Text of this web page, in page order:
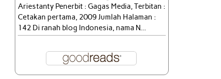
Ariestanty Penerbit : Gagas Media, Terbitan :
Cetakan pertama, 2009 Jumlah Halaman :
142 Di ranah blog Indonesia, nama N...